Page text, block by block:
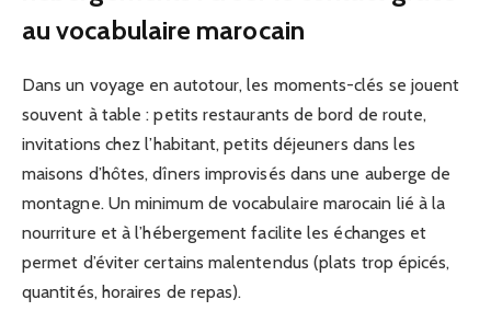
au vocabulaire marocain
Dans un voyage en autotour, les moments-clés se jouent
souvent à table : petits restaurants de bord de route,
invitations chez l’habitant, petits déjeuners dans les
maisons d’hôtes, dîners improvisés dans une auberge de
montagne. Un minimum de vocabulaire marocain lié à la
nourriture et à l’hébergement facilite les échanges et
permet d’éviter certains malentendus (plats trop épicés,
quantités, horaires de repas).